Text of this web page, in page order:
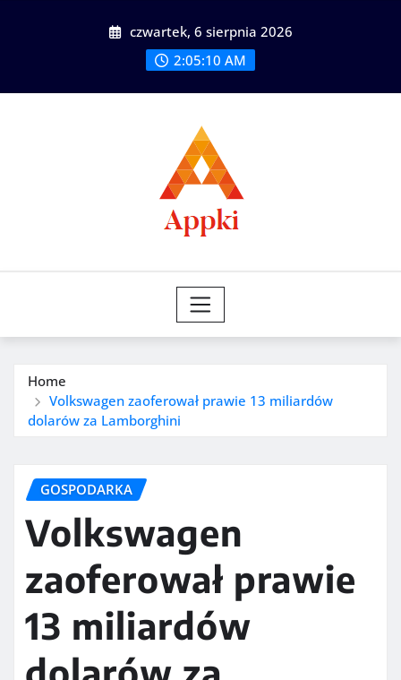
czwartek, 6 sierpnia 2026
2:05:12 AM
Home
Volkswagen zaoferował prawie 13 miliardów
dolarów za Lamborghini
GOSPODARKA
Volkswagen
zaoferował prawie
13 miliardów